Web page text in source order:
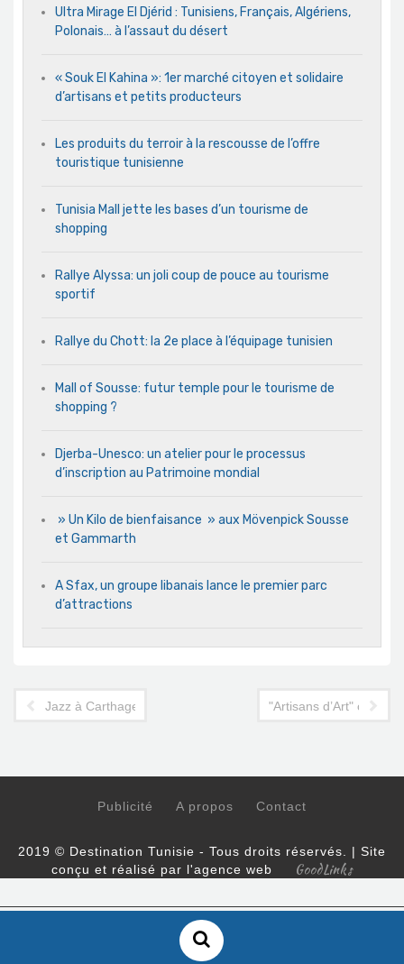
Ultra Mirage El Djérid : Tunisiens, Français, Algériens,
Polonais… à l’assaut du désert
« Souk El Kahina »: 1er marché citoyen et solidaire
d’artisans et petits producteurs
Les produits du terroir à la rescousse de l’offre
touristique tunisienne
Tunisia Mall jette les bases d’un tourisme de
shopping
Rallye Alyssa: un joli coup de pouce au tourisme
sportif
Rallye du Chott: la 2e place à l’équipage tunisien
Mall of Sousse: futur temple pour le tourisme de
shopping ?
Djerba-Unesco: un atelier pour le processus
d’inscription au Patrimoine mondial
» Un Kilo de bienfaisance » aux Mövenpick Sousse
et Gammarth
A Sfax, un groupe libanais lance le premier parc
d’attractions
Jazz à Carthage 2017 : la 12e édition démarre demain
"Artisans d’Art" ou
Publicité A propos Contact
2019 © Destination Tunisie - Tous droits réservés. | Site
conçu et réalisé par l'agence web
GoodLinks